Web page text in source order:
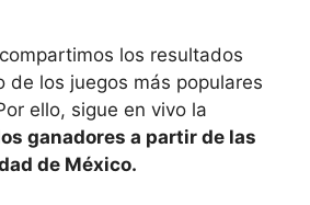
los resultados
de los juegos más populares
ello, sigue en vivo la
ganadores a partir de las
de México.